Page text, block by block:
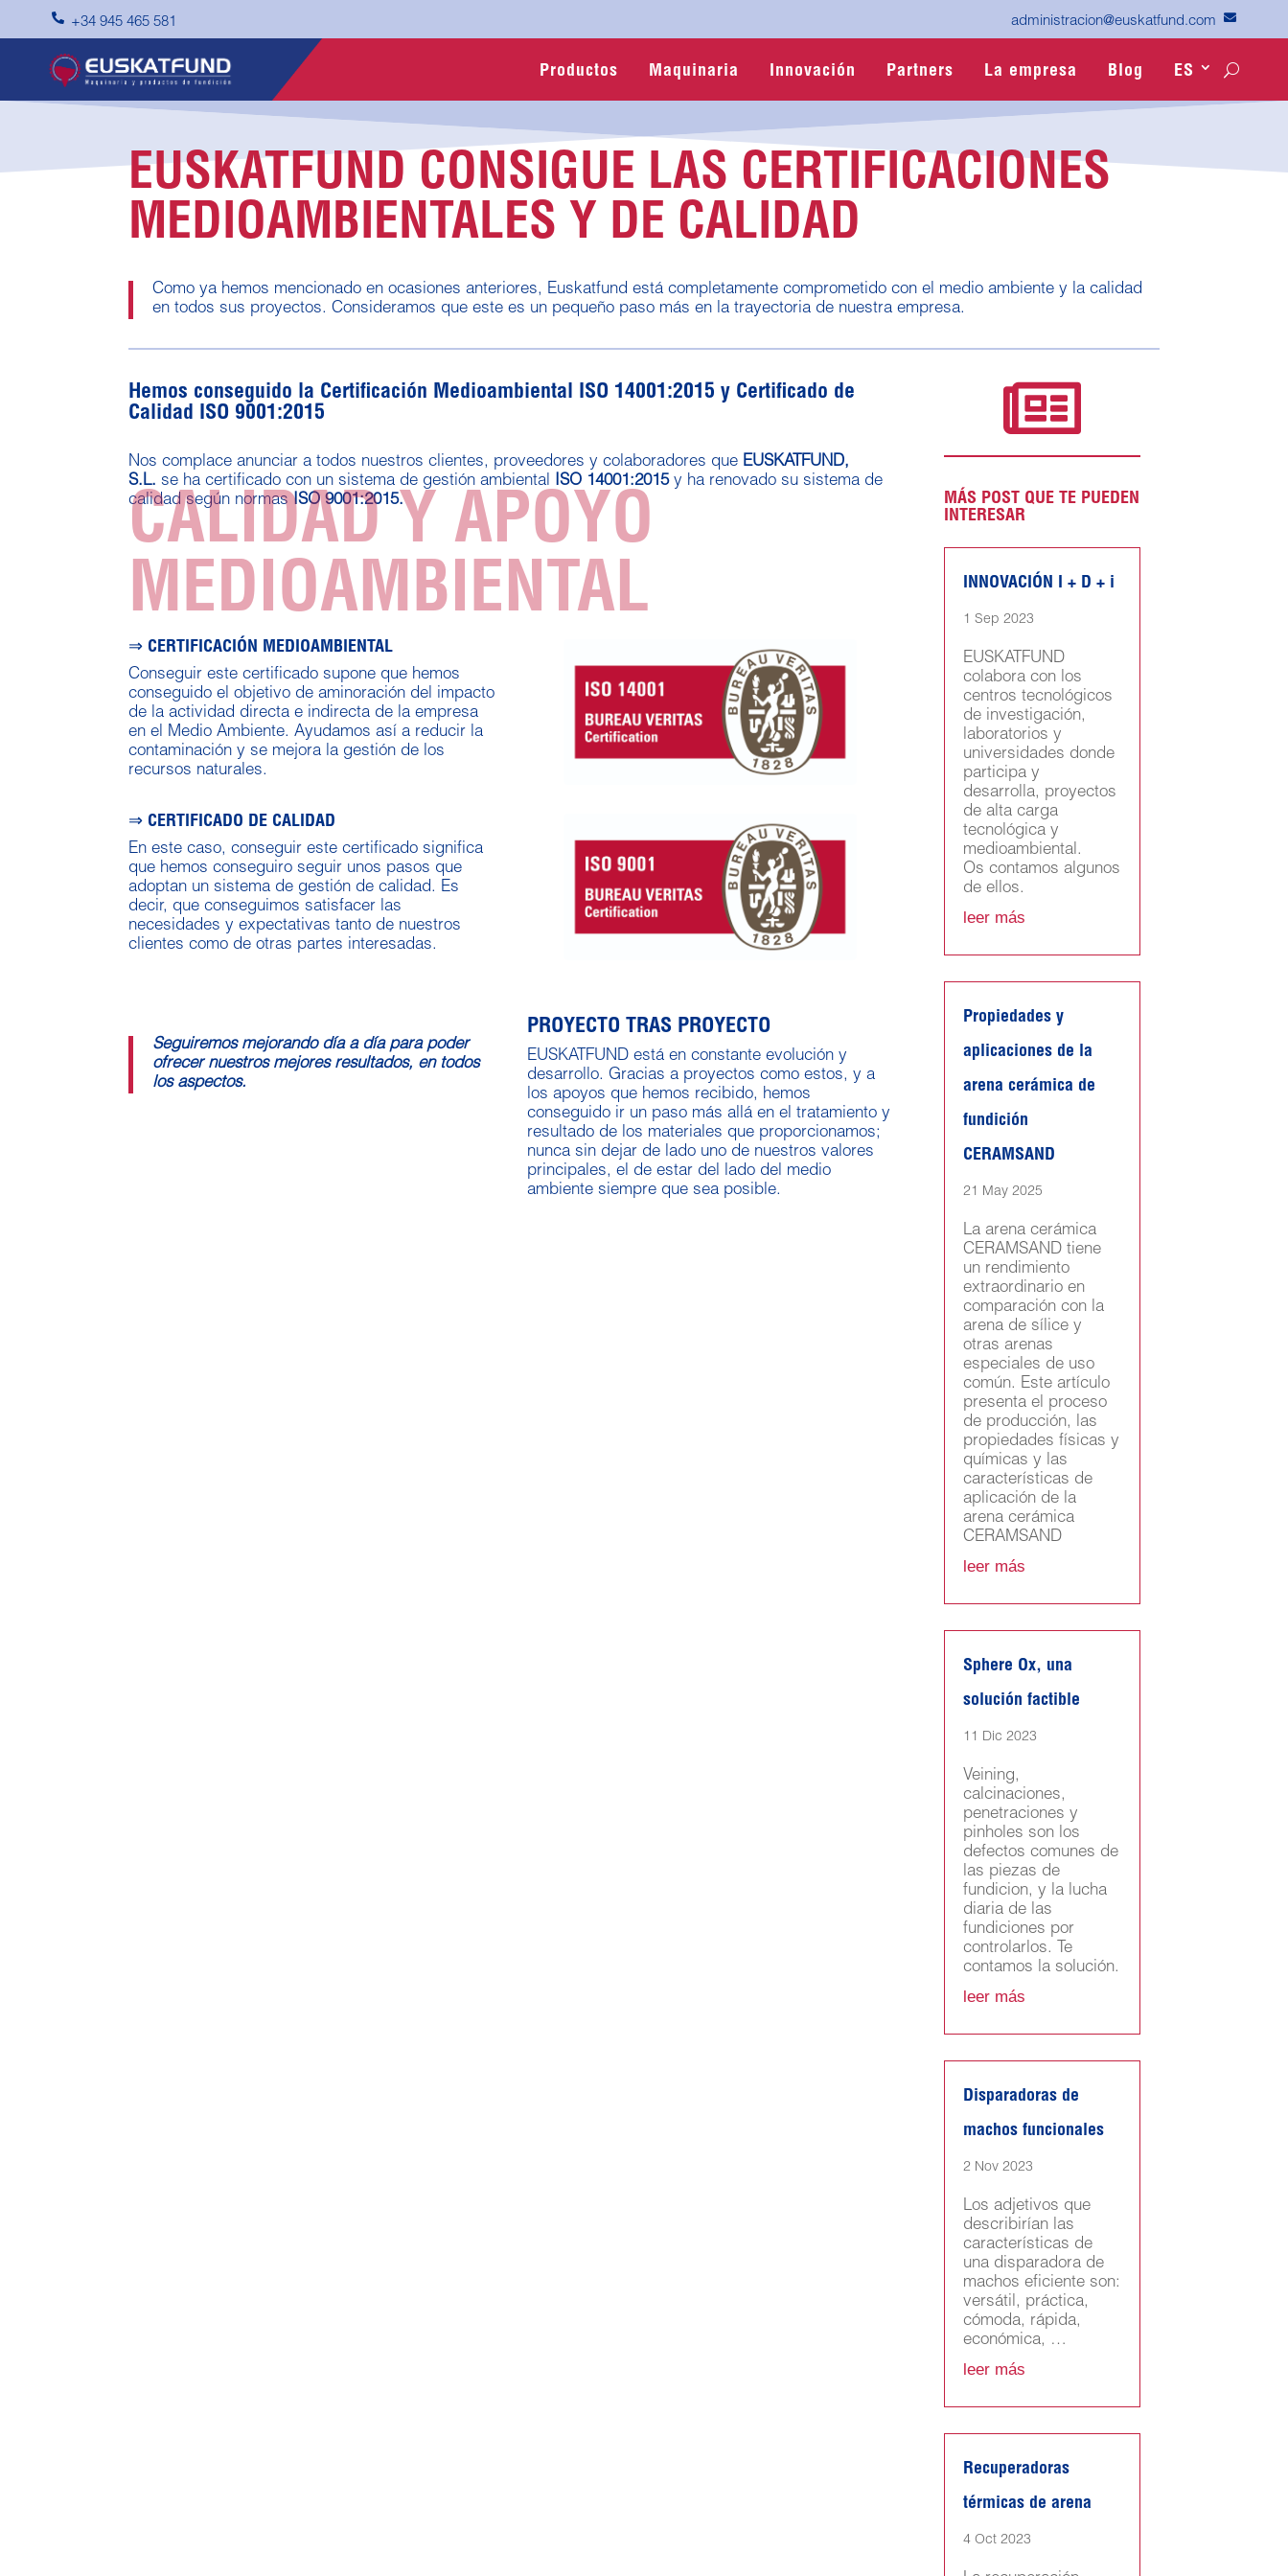
 +34 945 465 581 administracion@euskatfund.com 
Productos Maquinaria Innovación Partners La empresa Blog ES
EUSKATFUND CONSIGUE LAS CERTIFICACIONES
MEDIOAMBIENTALES Y DE CALIDAD
Como ya hemos mencionado en ocasiones anteriores, Euskatfund está completamente comprometido con el medio ambiente y la calidad
en todos sus proyectos. Consideramos que este es un pequeño paso más en la trayectoria de nuestra empresa.
Hemos conseguido la Certificación Medioambiental ISO 14001:2015 y Certificado de
Calidad ISO 9001:2015
Nos complace anunciar a todos nuestros clientes, proveedores y colaboradores que EUSKATFUND,
S.L. se ha certificado con un sistema de gestión ambiental ISO 14001:2015y ha renovado su sistema de
calidad según normasISO 9001:2015.
CALIDAD Y APOYO
MEDIOAMBIENTAL
⇒ CERTIFICACIÓN MEDIOAMBIENTAL
Conseguir este certificado supone que hemos
conseguido el objetivo de aminoración del impacto
de la actividad directa e indirecta de la empresa
en el Medio Ambiente. Ayudamos así a reducir la
contaminación y se mejora la gestión de los
recursos naturales.
⇒ CERTIFICADO DE CALIDAD
En este caso, conseguir este certificado significa
que hemos conseguiro seguir unos pasos que
adoptan un sistema de gestión de calidad. Es
decir, que conseguimos satisfacer las
necesidades y expectativas tanto de nuestros
clientes como de otras partes interesadas.
Seguiremos mejorando día a día para poder
ofrecer nuestros mejores resultados, en todos
los aspectos.
PROYECTO TRAS PROYECTO
EUSKATFUND está en constante evolución y
desarrollo. Gracias a proyectos como estos, y a
los apoyos que hemos recibido, hemos
conseguido ir un paso más allá en el tratamiento y
resultado de los materiales que proporcionamos;
nunca sin dejar de lado uno de nuestros valores
principales, el de estar del lado del medio
ambiente siempre que sea posible.

MÁS POST QUE TE PUEDEN
INTERESAR
INNOVACIÓN I + D + i
1 Sep 2023
EUSKATFUND
colabora con los
centros tecnológicos
de investigación,
laboratorios y
universidades donde
participa y
desarrolla, proyectos
de alta carga
tecnológica y
medioambiental.
Os contamos algunos
de ellos.
leer más
Propiedades y
aplicaciones de la
arena cerámica de
fundición
CERAMSAND
21 May 2025
La arena cerámica
CERAMSAND tiene
un rendimiento
extraordinario en
comparación con la
arena de sílice y
otras arenas
especiales de uso
común. Este artículo
presenta el proceso
de producción, las
propiedades físicas y
químicas y las
características de
aplicación de la
arena cerámica
CERAMSAND
leer más
Sphere Ox, una
solución factible
11 Dic 2023
Veining,
calcinaciones,
penetraciones y
pinholes son los
defectos comunes de
las piezas de
fundicion, y la lucha
diaria de las
fundiciones por
controlarlos. Te
contamos la solución.
leer más
Disparadoras de
machos funcionales
2 Nov 2023
Los adjetivos que
describirían las
características de
una disparadora de
machos eficiente son:
versátil, práctica,
cómoda, rápida,
económica, …
leer más
Recuperadoras
térmicas de arena
4 Oct 2023